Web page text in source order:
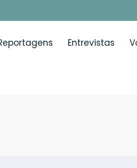
Entrevistas